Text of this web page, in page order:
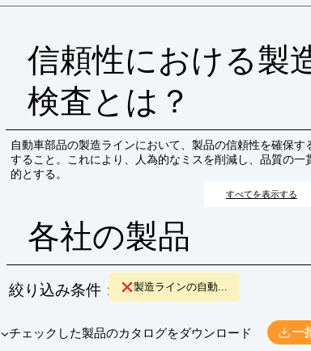
信頼性における製
検査とは？
自動車部品の製造ラインにおいて、製品の信頼性を確保
すること。これにより、人為的なミスを削減し、品質の
的とする。
すべてを表示する
各社の製品
絞り込み条件： 製造ラインの自動...
​▼チェックした製品のカタログをダウンロード 一